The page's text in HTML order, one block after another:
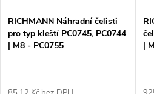
RICHMANN Náhradní čelisti
pro typ kleští PC0745, PC0744
| M8 - PC0755
|